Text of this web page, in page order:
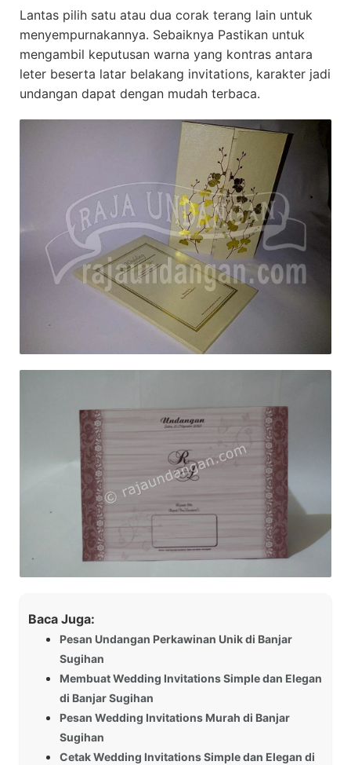
Lantas pilih satu atau dua corak terang lain untuk
menyempurnakannya. Sebaiknya Pastikan untuk
mengambil keputusan warna yang kontras antara
leter beserta latar belakang invitations, karakter jadi
undangan dapat dengan mudah terbaca.
Baca Juga:
Pesan Undangan Perkawinan Unik di Banjar
Sugihan
Membuat Wedding Invitations Simple dan Elegan
di Banjar Sugihan
Pesan Wedding Invitations Murah di Banjar
Sugihan
Cetak Wedding Invitations Simple dan Elegan di